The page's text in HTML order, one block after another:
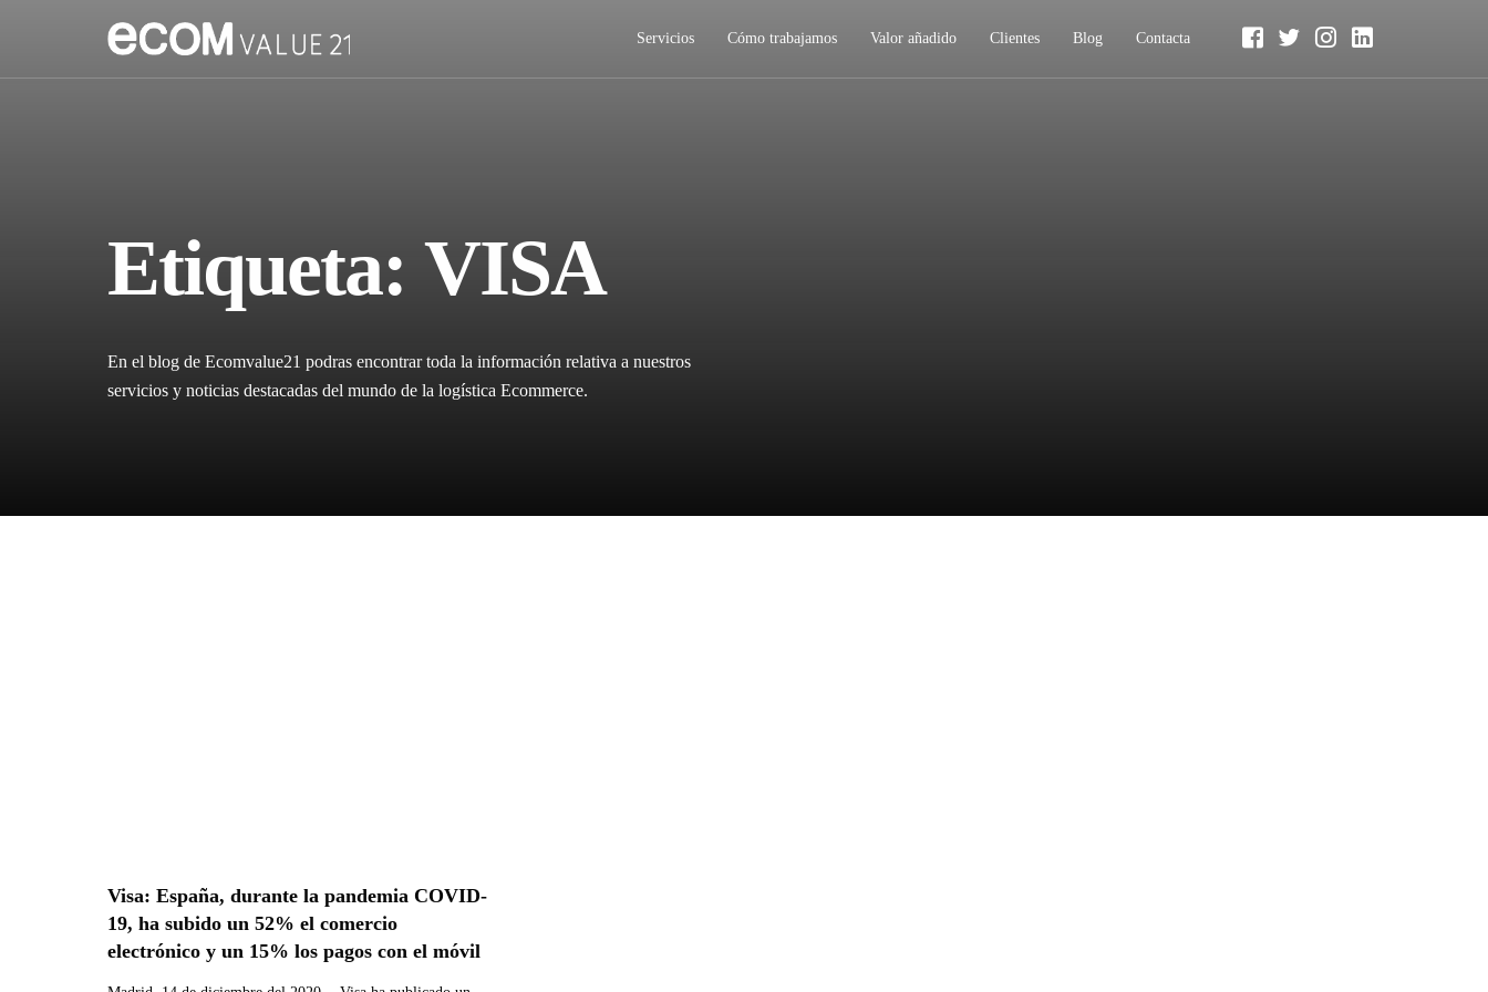
Servicios Cómo trabajamos Valor añadido Clientes Blog Contacta
Etiqueta: VISA
En el blog de Ecomvalue21 podras encontrar toda la información relativa a nuestros
servicios y noticias destacadas del mundo de la logística Ecommerce.
Visa: España, durante la pandemia COVID-
19, ha subido un 52% el comercio
electrónico y un 15% los pagos con el móvil